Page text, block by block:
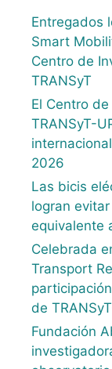
Entregados
Smart
Centro de
TRANSyT
El Centro
TRANSyT-
2026
Las bicis
logran
equivalente
Celebrada
Transport
de
Fundación